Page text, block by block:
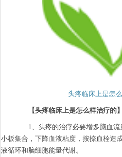
头疼临床上是怎
【头疼临床上是怎么样治疗的】
1、头疼的治疗必要增多脑血流
小板集合，下降血液粘度，按捺血栓造
液循环和脑细胞能量代谢。